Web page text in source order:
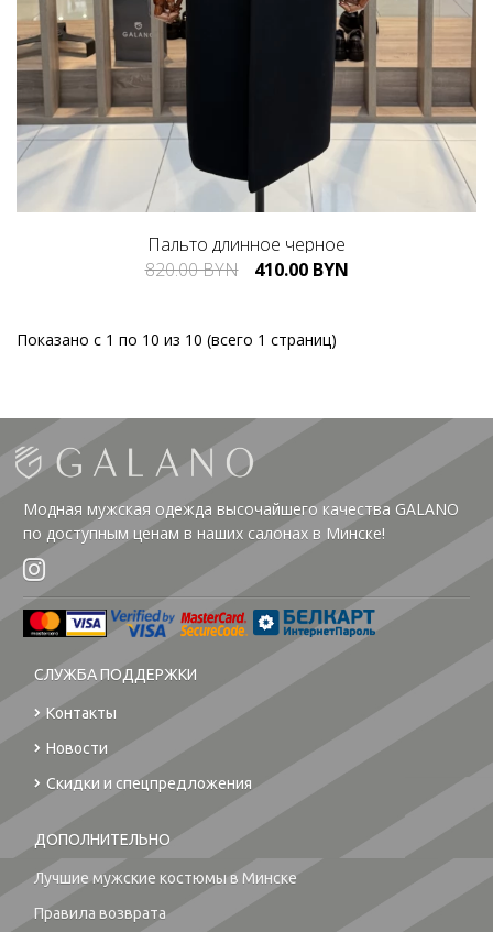
Пальто длинное черное
820.00 BYN
410.00 BYN
Показано с 1 по 10 из 10 (всего 1 страниц)
Модная мужская одежда высочайшего качества GALANO
по доступным ценам в наших салонах в Минске!
СЛУЖБА ПОДДЕРЖКИ
Контакты
Новости
Скидки и спецпредложения
ДОПОЛНИТЕЛЬНО
Лучшие мужские костюмы в Минске
Правила возврата